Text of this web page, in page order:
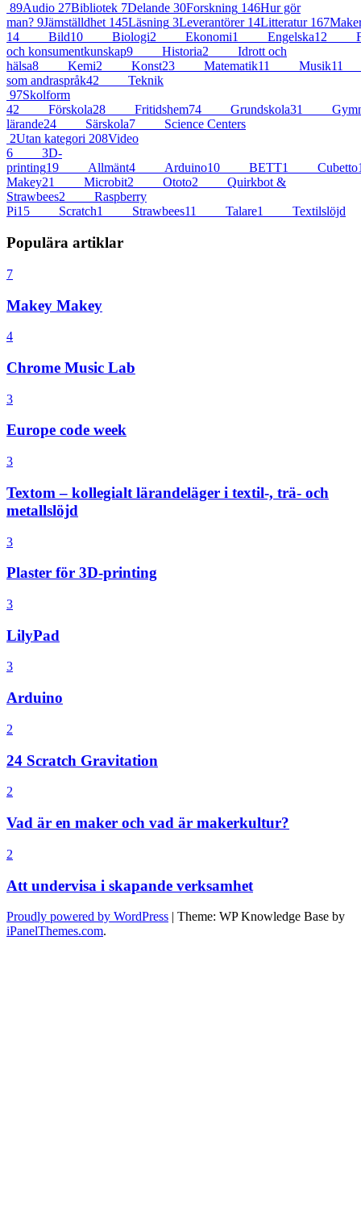
89Audio 27Bibliotek 7Delande 30Forskning 146Hur gör
man? 9Jämställdhet 145Läsning 3Leverantörer 14Litteratur 167
14
Bild10 Biologi2 Ekonomi1 Engelska12
och konsumentkunskap9 Historia2
Idrott och
hälsa8 Kemi2 Konst23 Matematik11 Musik11
som andraspråk42
Teknik
97Skolform
42
Förskola28 Fritidshem74 Grundskola31
lärande24 Särskola7
Science Centers
2Utan kategori 208Video
6
3D-
printing19 Allmänt4 Arduino10 BETT1 Cubetto
Makey21 Microbit2 Ototo2
Quirkbot &
Strawbees2
Raspberry
Pi15 Scratch1 Strawbees11 Talare1 Textilslöjd
Populära artiklar
7
Makey Makey
4
Chrome Music Lab
3
Europe code week
3
Textom – kollegialt lärandeläger i textil-, trä- och
metallslöjd
3
Plaster för 3D-printing
3
LilyPad
3
Arduino
2
24 Scratch Gravitation
2
Vad är en maker och vad är makerkultur?
2
Att undervisa i skapande verksamhet
Proudly powered by WordPress | Theme: WP Knowledge Base by
iPanelThemes.com.